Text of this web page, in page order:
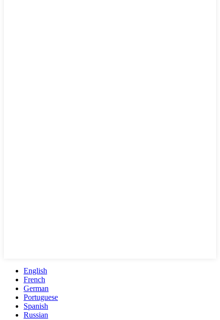
English
French
German
Portuguese
Spanish
Russian